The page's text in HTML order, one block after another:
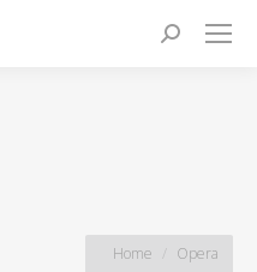
Search:
You are here:
Home
Opera